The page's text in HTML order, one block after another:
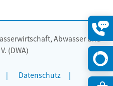
Abwasser und
(DWA)
Datenschutz